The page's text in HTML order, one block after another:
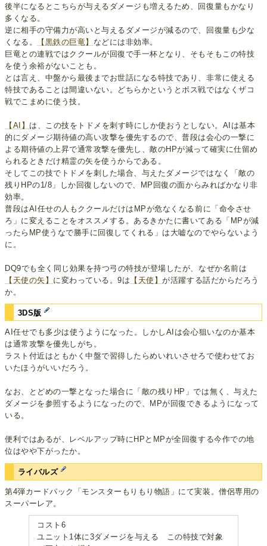
後半になるとこちらが与えるダメージも増えるため、回復量もかなり
多くなる。
逆に相手の守備力が高いと与えるダメージが減るので、回復量も少な
くなる。
【黒鉄の巨竜】 などには非効率。
巨竜との連戦ではククールが回復で手一杯となり、そもそもこの特技
を使う余裕がないことも。
とは言え、中盤から最後までお世話になる特技であり、非常に使える
特技であることは間違いない。どちらかというとボス戦ではなくザコ
戦でこまめに使う技。
【AI】 は、この技をトドメを刺す時にしか使おうとしない。AIは基本
的にダメージ期待値の高い攻撃を優先するので、普段は会心の一撃に
よる期待値の上昇で通常攻撃を優先し、敵のHPが減って確実に仕留め
られるときだけ精霊の矢を使うからである。
そしてこの技でトドメを刺した場合、与えたダメージではなく「敵の
残りHPの1/8」しか回復しないので、MP回復の面からみればかなり非
効率。
普段はAI任せの人もククールだけはMPが危なくなる前に「命令させ
ろ」に変えることをオススメする。あるきかたに書いてある「MPが減
ったらMP使うなで勝手に回復してくれる」は大嘘なのでやらないよう
に。
DQ9でも全く同じ効果を持つ弓の特技が登場したが、なぜか名前は
【天使の矢】 に変わっている。9は 【天使】が活躍する話だからだろう
か。
3DS版
AI任せでも多少は使うようになった。しかしAIは会心狙いなのか基本
は通常攻撃を優先しがち。
ラスト付近はともかく中盤で習得したらめいれいさせろで使わせてお
いたほうがいいだろう。
なお、とどめの一撃となった場合に「敵の残りHP」では無く、与えた
ダメージを参照するようになったので、MPが回復できるようになって
いる。
便利ではあるが、レベルアップ時にHPとMPが全回復する今作での地
位はやや下がったか。
ライバルズ
第4弾カードパック「モンスターもりもり物語」にて実装。僧侶専用の
スーパーレア。
コスト6
ユニット1体に3ダメージを与える この特技で対象